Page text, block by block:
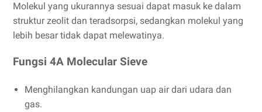
Molekul yang ukurannya sesuai dapat masuk ke dalam
struktur zeolit dan teradsorpsi, sedangkan molekul yang
lebih besar tidak dapat melewatinya.
Fungsi 4A Molecular Sieve
Menghilangkan kandungan uap air dari udara dan
gas.